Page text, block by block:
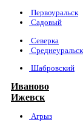
Первоуральск
Садовый
Северка
Среднеуральск
Шабровский
Иваново
Ижевск
Агрыз